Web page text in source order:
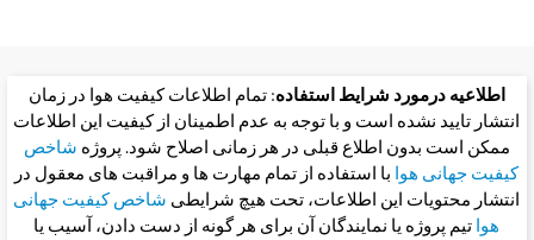
اطلاعیه درمورد شرایط استفاده: تمام اطلاعات کیفیت هوا در زمان
انتشار تایید نشده است و با توجه به عدم اطمینان از کیفیت این اطلاعات
ممکن است بدون اطلاع قبلی در هر زمانی اصلاح شود. پروژهشاخص
کیفیت جهانی هوا با استفاده از تمام مهارت ها و مراقبت های معقول در
انتشار محتویات این اطلاعات، تحت هیچ شرایطیشاخص کیفیت جهانی
هوا تیم پروژه یا نمایندگان آن برای هر گونه از دست دادن، آسیب یا